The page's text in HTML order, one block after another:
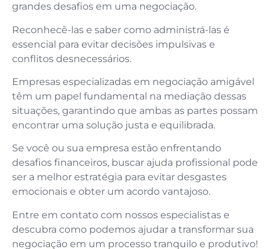
grandes desafios em uma negociação.
Reconhecê-las e saber como administrá-las é
essencial para evitar decisões impulsivas e
conflitos desnecessários.
Empresas especializadas em negociação amigável
têm um papel fundamental na mediação dessas
situações, garantindo que ambas as partes possam
encontrar uma solução justa e equilibrada.
Se você ou sua empresa estão enfrentando
desafios financeiros, buscar ajuda profissional pode
ser a melhor estratégia para evitar desgastes
emocionais e obter um acordo vantajoso.
Entre em contato com nossos especialistas e
descubra como podemos ajudar a transformar sua
negociação em um processo tranquilo e produtivo!